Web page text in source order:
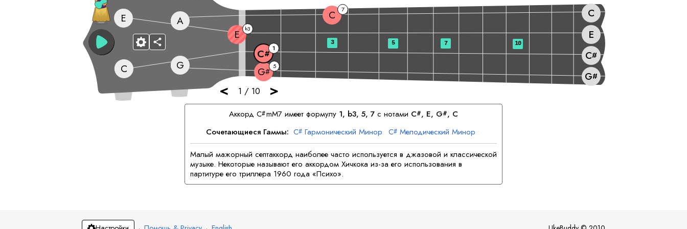
< 1 / 10 >
G G# 5
G#
C
C# 1
C#
E
E
b3 E
A C 7 C
3 5 7 10
АккордC#mM7 имеет формулу 1, b3, 5, 7с нотами C#, E, G#, C
Сочетающиеся Гаммы: C# Гармонический Минор C# Мелодический Минор
G Персидский G Индийский C Персидский C Еврейский
Малый мажорный септаккорд наиболее часто используется в джазовой и классической
музыке. Некоторые называют его аккордом Хичкока из-за его использования в
партитуре его триллера 1960 года «Психо».